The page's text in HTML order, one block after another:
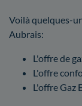
Voilà quelques-
Aubrais:
L'offre de
L'offre
L'offre Gaz